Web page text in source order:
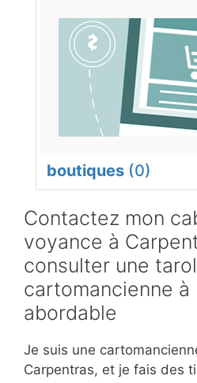
boutiques (0)
Contactez mon
voyance à
consulter une
cartomancienne à
abordable
Je suis une
Carpentras, et je fais des